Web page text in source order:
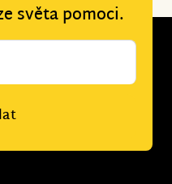
světa pomoci.